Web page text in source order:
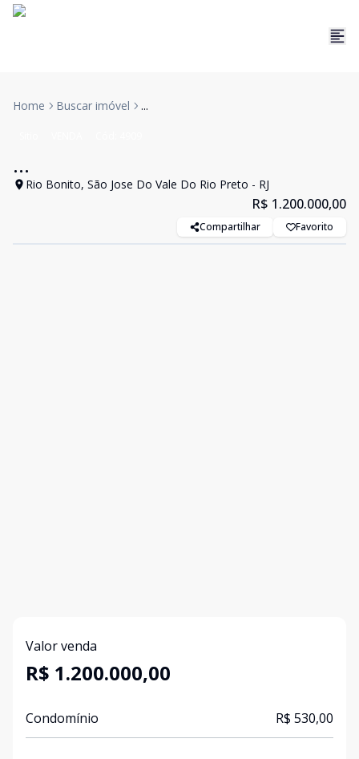
Home Buscar imóvel ...
...
Rio Bonito, São Jose Do Vale Do Rio Preto - RJ
R$ 1.200.000,00
Compartilhar Favorito
Valor venda
R$ 1.200.000,00
Condomínio R$ 530,00